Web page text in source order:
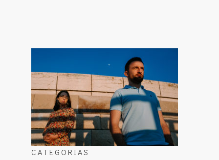
CATEGORIAS